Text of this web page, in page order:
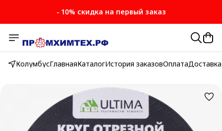
- 10% скидка на первый заказ
КолумбусГлавнаяКаталогИстория заказовОплатаДоставка